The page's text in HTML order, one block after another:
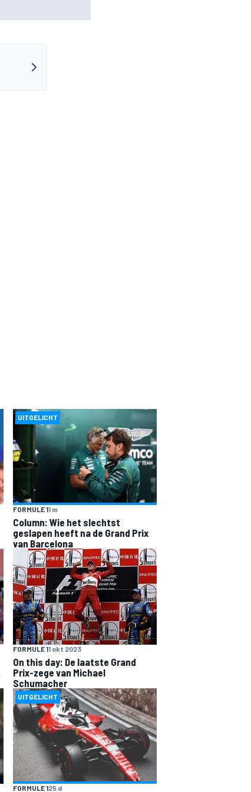
UITGELICHT
FORMULE 11 m
Column: Wie het slechtst
geslapen heeft na de Grand Prix
van Barcelona
FORMULE 11 okt 2023
On this day: De laatste Grand
Prix-zege van Michael
Schumacher
UITGELICHT
FORMULE 125 d